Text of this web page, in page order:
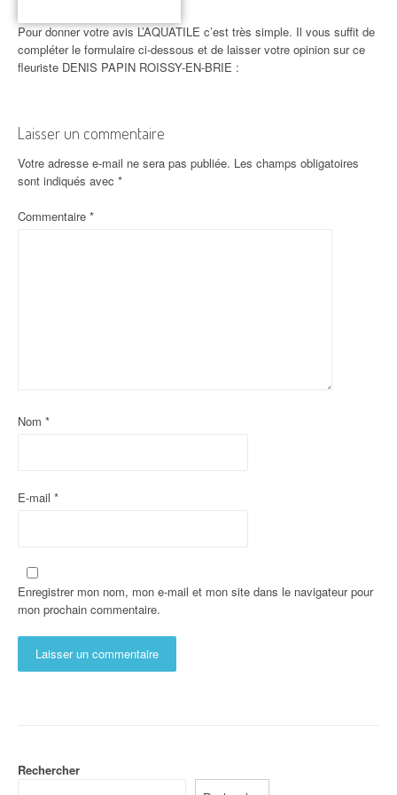
Pour donner votre avis L’AQUATILE c’est très simple. Il vous suffit de
compléter le formulaire ci-dessous et de laisser votre opinion sur ce
fleuriste DENIS PAPIN ROISSY-EN-BRIE :
Laisser un commentaire
Votre adresse e-mail ne sera pas publiée. Les champs obligatoires
sont indiqués avec *
Commentaire *
Nom *
E-mail *
Enregistrer mon nom, mon e-mail et mon site dans le navigateur pour
mon prochain commentaire.
Rechercher